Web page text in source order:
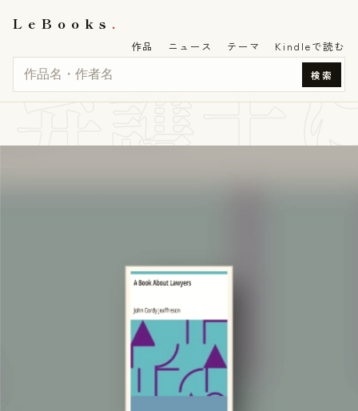
LeBooks
検索
作品 ニュース テーマ Kindleで読む
弁護士